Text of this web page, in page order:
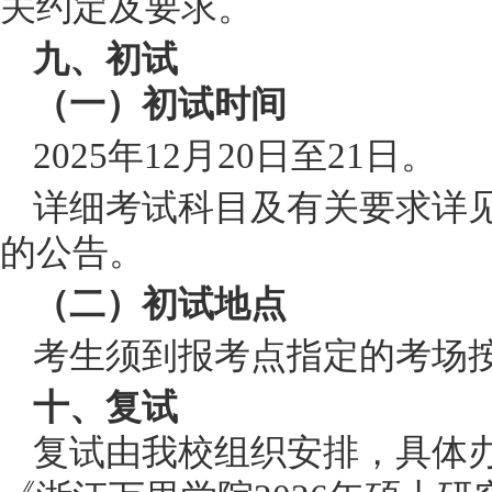
九、初试
（一）初试时间
2025年12月20日至21日。
详细考试科目及有关要求详
的公告。
（二）初试地点
考生须到报考点指定的考场
十、复试
复试由我校组织安排，具体